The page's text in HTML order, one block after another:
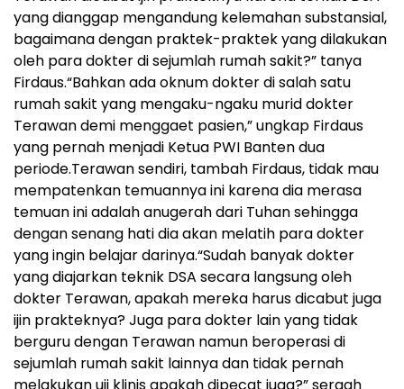
yang dianggap mengandung kelemahan substansial,
bagaimana dengan praktek-praktek yang dilakukan
oleh para dokter di sejumlah rumah sakit?” tanya
Firdaus.“Bahkan ada oknum dokter di salah satu
rumah sakit yang mengaku-ngaku murid dokter
Terawan demi menggaet pasien,” ungkap Firdaus
yang pernah menjadi Ketua PWI Banten dua
periode.Terawan sendiri, tambah Firdaus, tidak mau
mempatenkan temuannya ini karena dia merasa
temuan ini adalah anugerah dari Tuhan sehingga
dengan senang hati dia akan melatih para dokter
yang ingin belajar darinya.“Sudah banyak dokter
yang diajarkan teknik DSA secara langsung oleh
dokter Terawan, apakah mereka harus dicabut juga
ijin prakteknya? Juga para dokter lain yang tidak
berguru dengan Terawan namun beroperasi di
sejumlah rumah sakit lainnya dan tidak pernah